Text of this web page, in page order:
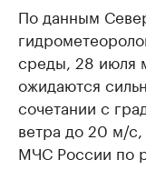
По данным
среды, 28 июля
ожидаются
сочетании с
ветра до 20 м/
МЧС России по